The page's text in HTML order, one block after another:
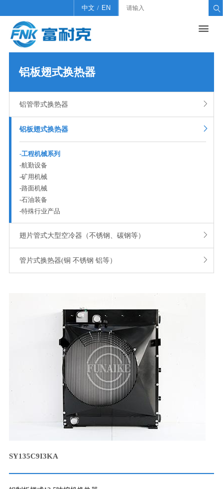

中文 / EN

产品中心
铝管带式换热器
管片式换热器(铜 不锈钢 铝等）
关于我们
公司简介
招贤纳士
招聘信息
新闻中心
公司新闻
联系我们
联系我们
铝板翅式换热器
铝管带式换热器 
铝板翅式换热器 
-工程机械系列
-航勤设备
-矿用机械
-路面机械
-石油装备
-特殊行业产品
翅片管式大型空冷器（不锈钢、碳钢等） 
管片式换热器(铜 不锈钢 铝等） 
SY135C9I3KA